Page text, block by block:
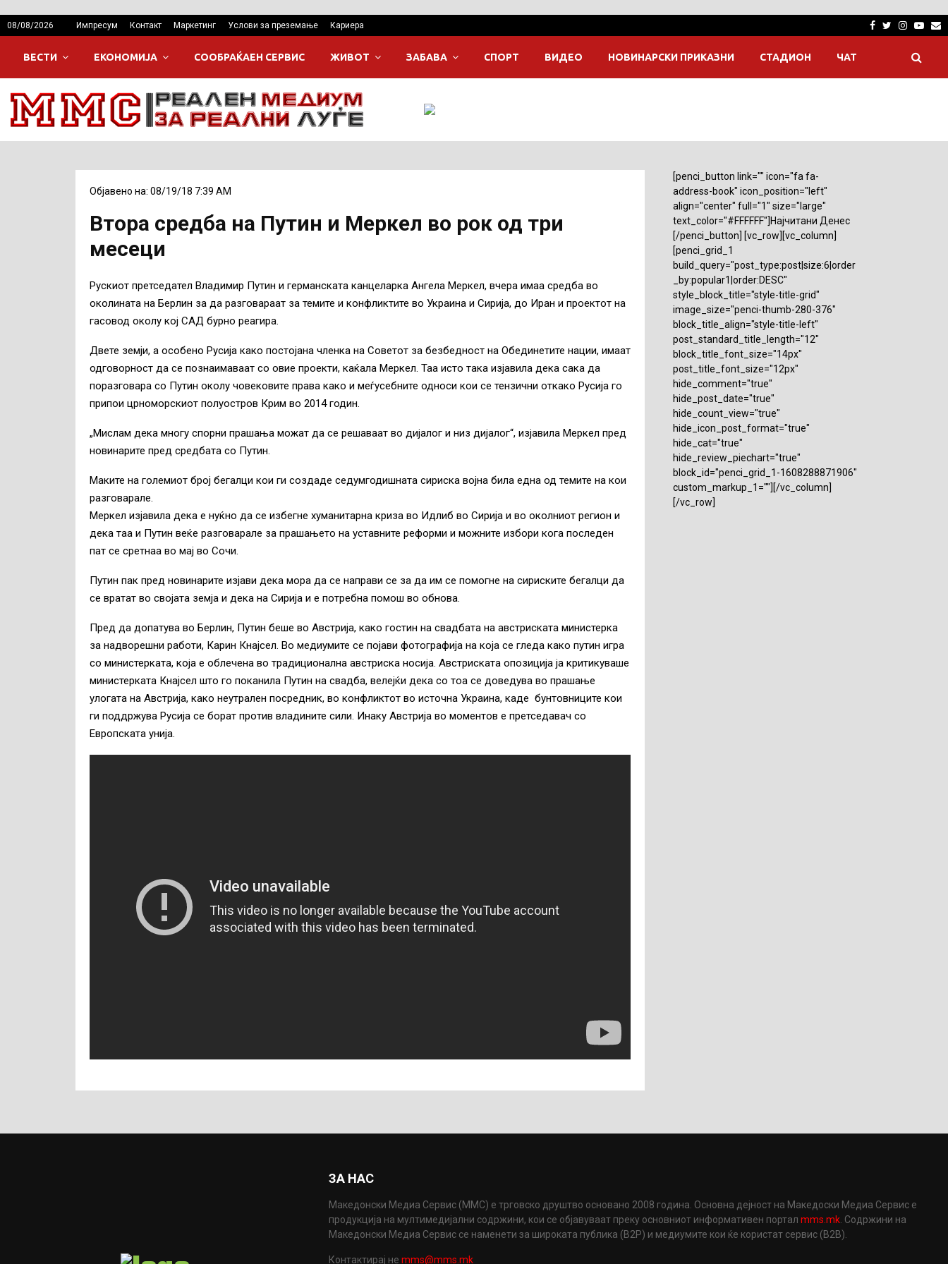
08/08/2026 Импресум Контакт Маркетинг Услови за преземање Кариера Facebook
Twitter
ВЕСТИ ЕКОНОМИЈА СООБРАЌАЕН СЕРВИС ЖИВОТ ЗАБАВА СПОРТ ВИДЕО НОВИНАРСКИ ПРИКАЗНИ СТАДИОН ЧАТ
Објавено на: 08/19/18 7:39 AM
Втора средба на Путин и Меркел во рок од три
месеци
Рускиот претседател Владимир Путин и германската канцеларка Ангела Меркел, вчера имаа средба во
околината на Берлин за да разговараат за темите и конфликтите во Украина и Сирија, до Иран и проектот на
гасовод околу кој САД бурно реагира.
Двете земји, а особено Русија како постојана членка на Советот за безбедност на Обединетите нации, имаат
одговорност да се познаимаваат со овие проекти, каќала Меркел. Таа исто така изјавила дека сака да
поразговара со Путин околу човековите права како и меѓусебните односи кои се тензични откако Русија го
припои црноморскиот полуостров Крим во 2014 годин.
„Мислам дека многу спорни прашања можат да се решаваат во дијалог и низ дијалог“, изјавила Меркел пред
новинарите пред средбата со Путин.
Маките на големиот број бегалци кои ги создаде седумгодишната сириска војна била една од темите на кои
разговарале.
Меркел изјавила дека е нуќно да се избегне хуманитарна криза во Идлиб во Сирија и во околниот регион и
дека таа и Путин веќе разговарале за прашањето на уставните реформи и можните избори кога последен
пат се сретнаа во мај во Сочи.
Путин пак пред новинарите изјави дека мора да се направи се за да им се помогне на сириските бегалци да
се вратат во својата земја и дека на Сирија и е потребна помош во обнова.
Пред да допатува во Берлин, Путин беше во Австрија, како гостин на свадбата на австриската министерка
за надворешни работи, Карин Кнајсел. Во медиумите се појави фотографија на која се гледа како путин игра
со министерката, која е облечена во традиционална австриска носија. Австриската опозиција ја критикуваше
министерката Кнајсел што го поканила Путин на свадба, велејќи дека со тоа се доведува во прашање
улогата на Австрија, како неутрален посредник, во конфликтот во источна Украина, каде бунтовниците кои
ги поддржува Русија се борат против владините сили. Инаку Австрија во моментов е претседавач со
Европската унија.
[penci_button link="" icon="fa fa-
address-book" icon_position="left"
align="center" full="1" size="large"
text_color="#FFFFFF"]Најчитани Денес
[/penci_button] [vc_row][vc_column]
[penci_grid_1
build_query="post_type:post|size:6|order
_by:popular1|order:DESC"
style_block_title="style-title-grid"
image_size="penci-thumb-280-376"
block_title_align="style-title-left"
post_standard_title_length="12"
block_title_font_size="14px"
post_title_font_size="12px"
hide_comment="true"
hide_post_date="true"
hide_count_view="true"
hide_icon_post_format="true"
hide_cat="true"
hide_review_piechart="true"
block_id="penci_grid_1-1608288871906"
custom_markup_1=""][/vc_column]
[/vc_row]
ЗА НАС
Македонски Медиа Сервис (ММС) е трговско друштво основано 2008 година. Основна дејност на Македоски Медиа Сервис е
продукција на мултимедијални содржини, кои се објавуваат преку основниот информативен порталmms.mk . Содржини на
Македонски Медиа Сервис се наменети за широката публика (B2P) и медиумите кои ќе користат сервис (B2B).
Контактирај неmms@mms.mk